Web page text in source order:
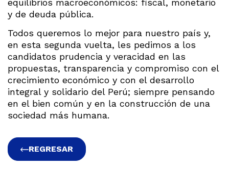
equilibrios macroeconómicos: fiscal, monetario
y de deuda pública.
Todos queremos lo mejor para nuestro país y,
en esta segunda vuelta, les pedimos a los
candidatos prudencia y veracidad en las
propuestas, transparencia y compromiso con el
crecimiento económico y con el desarrollo
integral y solidario del Perú; siempre pensando
en el bien común y en la construcción de una
sociedad más humana.
REGRESAR